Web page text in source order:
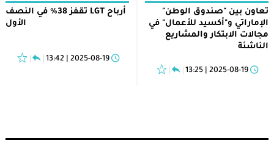
تعاون بين "صندوق الوطن"
الإماراتي و"أكسيد للأعمال" في
مجالات الابتكار والمشاريع
الناشئة
2025-08-19 | 13:25
أرباح LGT تقفز 38% في النصف
الأول
2025-08-19 | 13:42